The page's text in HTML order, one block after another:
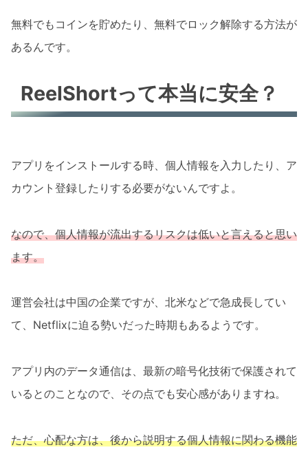
無料でもコインを貯めたり、無料でロック解除する方法が
あるんです。
ReelShortって本当に安全？
アプリをインストールする時、個人情報を入力したり、ア
カウント登録したりする必要がないんですよ。
なので、個人情報が流出するリスクは低いと言えると思い
ます。
運営会社は中国の企業ですが、北米などで急成長してい
て、Netflixに迫る勢いだった時期もあるようです。
アプリ内のデータ通信は、最新の暗号化技術で保護されて
いるとのことなので、その点でも安心感がありますね。
ただ、心配な方は、後から説明する個人情報に関わる機能